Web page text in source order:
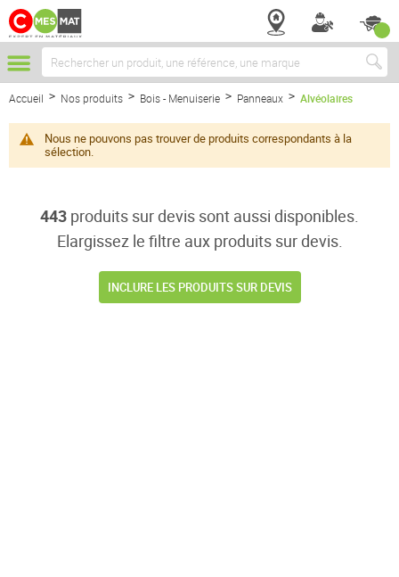
Chercher
Accueil Nos produits Bois - Menuiserie Panneaux Alvéolaires
Nous ne pouvons pas trouver de produits correspondants à la
sélection.
443 produits sur devis sont aussi disponibles.
Elargissez le filtre aux produits sur devis.
INCLURE LES PRODUITS SUR DEVIS